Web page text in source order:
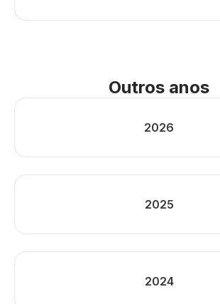
Outros anos
2026
2025
2024